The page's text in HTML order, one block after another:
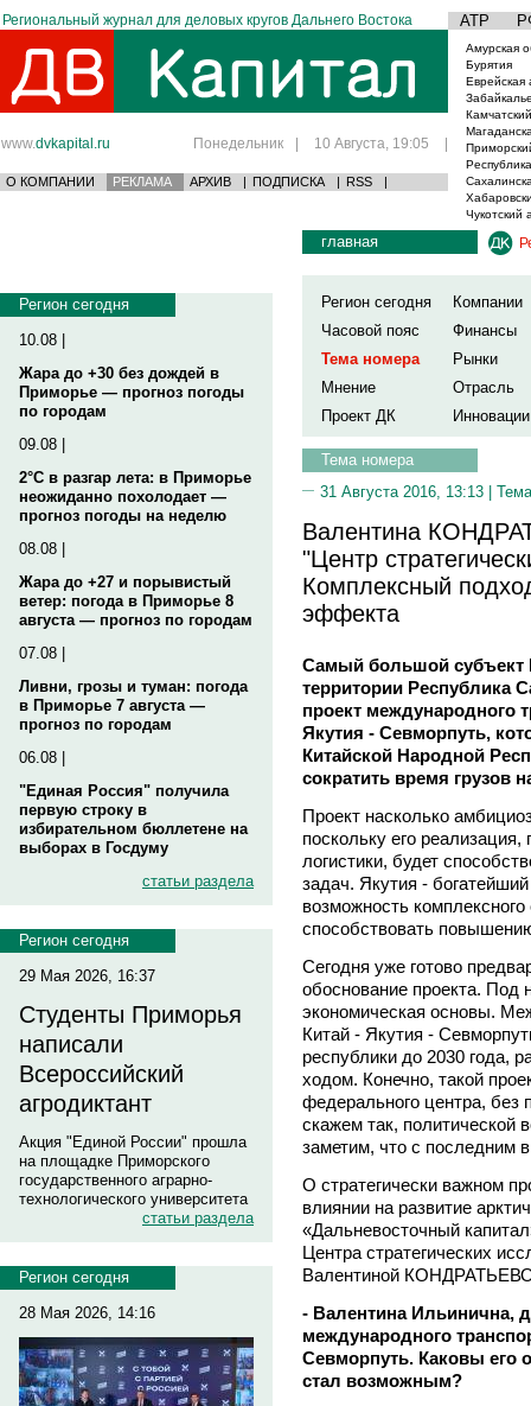
Региональный журнал для деловых кругов Дальнего Востока АТР
www.dvkapital.ru Понедельник | 10 Августа, 19:05 |
О КОМПАНИИ РЕКЛАМА АРХИВ | ПОДПИСКА | RSS |
Амурская
Бурятия
Еврейская
Чукотский
Регион сегодня
10.08 |
Жара до +30 без дождей в
Приморье — прогноз погоды
по городам
09.08 |
2°C в разгар лета: в Приморье
неожиданно похолодает —
прогноз погоды на неделю
08.08 |
Жара до +27 и порывистый
ветер: погода в Приморье 8
августа — прогноз по городам
07.08 |
Ливни, грозы и туман: погода
в Приморье 7 августа —
прогноз по городам
06.08 |
"Единая Россия" получила
первую строку в
избирательном бюллетене на
выборах в Госдуму
статьи раздела
Регион сегодня
29 Мая 2026, 16:37
Студенты Приморья
написали
Всероссийский
агродиктант
Акция "Единой России" прошла
на площадке Приморского
государственного аграрно-
технологического университета
статьи раздела
Регион сегодня
28 Мая 2026, 14:16
главная
Регион сегодня
Компании
Часовой пояс
Финансы
Тема номера
Рынки
Мнение
Отрасль
Проект ДК
Инновации
Тема номера
31 Августа 2016, 13:13 |
Валентина
"Центр
Комплексный
эффекта
Самый большой субъект
территории Республика
проект международного
Якутия - Севморпуть,
Китайской Народной
сократить время грузов
Проект насколько
поскольку его
логистики, будет
задач. Якутия -
возможность
способствовать
Сегодня уже готово
обоснование проекта. Под
экономическая основы.
Китай - Якутия -
республики до 2030 года,
ходом. Конечно, такой
федерального центра, без
скажем так, политической
заметим, что с последним
О стратегически важном
влиянии на развитие
«Дальневосточный
Центра стратегических
Валентиной
- Валентина Ильинична,
международного
Севморпуть. Каковы его
стал возможным?